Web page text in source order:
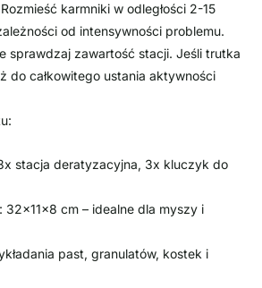
karmniki w odległości 2-15
od intensywności problemu.
sprawdzaj zawartość stacji. Jeśli trutka
do całkowitego ustania aktywności
stacja deratyzacyjna, 3x kluczyk do
32x11x8 cm – idealne dla myszy i
past, granulatów, kostek i